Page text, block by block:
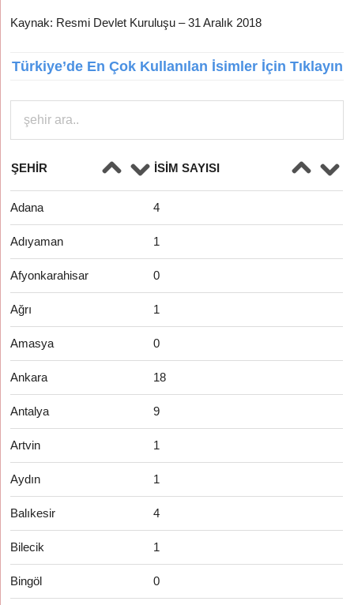
Kaynak: Resmi Devlet Kuruluşu – 31 Aralık 2018
Türkiye’de En Çok Kullanılan İsimler İçin Tıklayın
ŞEHIR İSIM SAYISI
Adana 4
Adıyaman 1
Afyonkarahisar 0
Ağrı 1
Amasya 0
Ankara 18
Antalya 9
Artvin 1
Aydın 1
Balıkesir 4
Bilecik 1
Bingöl 0